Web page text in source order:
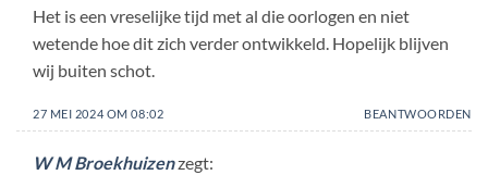
Het is een vreselijke tijd met al die oorlogen en niet
wetende hoe dit zich verder ontwikkeld. Hopelijk blijven
wij buiten schot.
27 MEI 2024 OM 08:02 BEANTWOORDEN
W M Broekhuizenzegt: